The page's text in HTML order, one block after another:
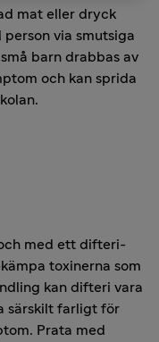
mat eller dryck
via smutsiga
barn drabbas av
och kan sprida
med ett difteri-
toxinerna som
kan difteri vara
särskilt farligt för
Prata med